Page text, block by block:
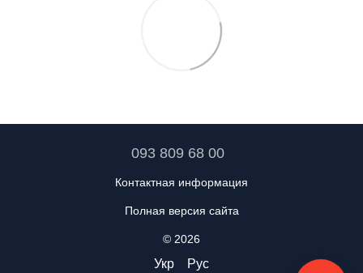
093 809 68 00
Контактная информация
Полная версия сайта
© 2026
Укр Рус